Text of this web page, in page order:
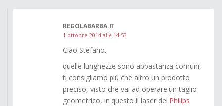
REGOLABARBA.IT
1 ottobre 2014 alle 14:53
Ciao Stefano,
quelle lunghezze sono abbastanza comuni,
ti consigliamo più che altro un prodotto
preciso, visto che vai ad operare un taglio
geometrico, in questo il laser del Philips